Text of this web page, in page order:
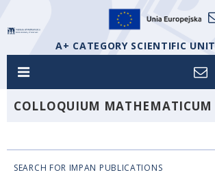
A+ CATEGORY SCIENTIFIC UNIT
COLLOQUIUM MATHEMATICUM
SEARCH FOR IMPAN PUBLICATIONS